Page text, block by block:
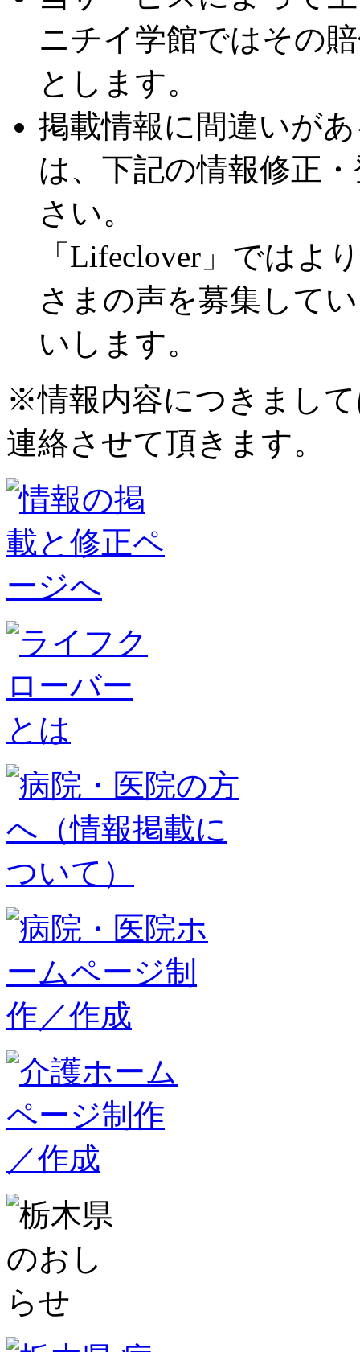
ニチイ学館ではその
とします。
掲載情報に間違いが
は、下記の情報修正
さい。
「Lifeclover」ではよ
さまの声を募集して
いします。
※情報内容につきまし
連絡させて頂きます。